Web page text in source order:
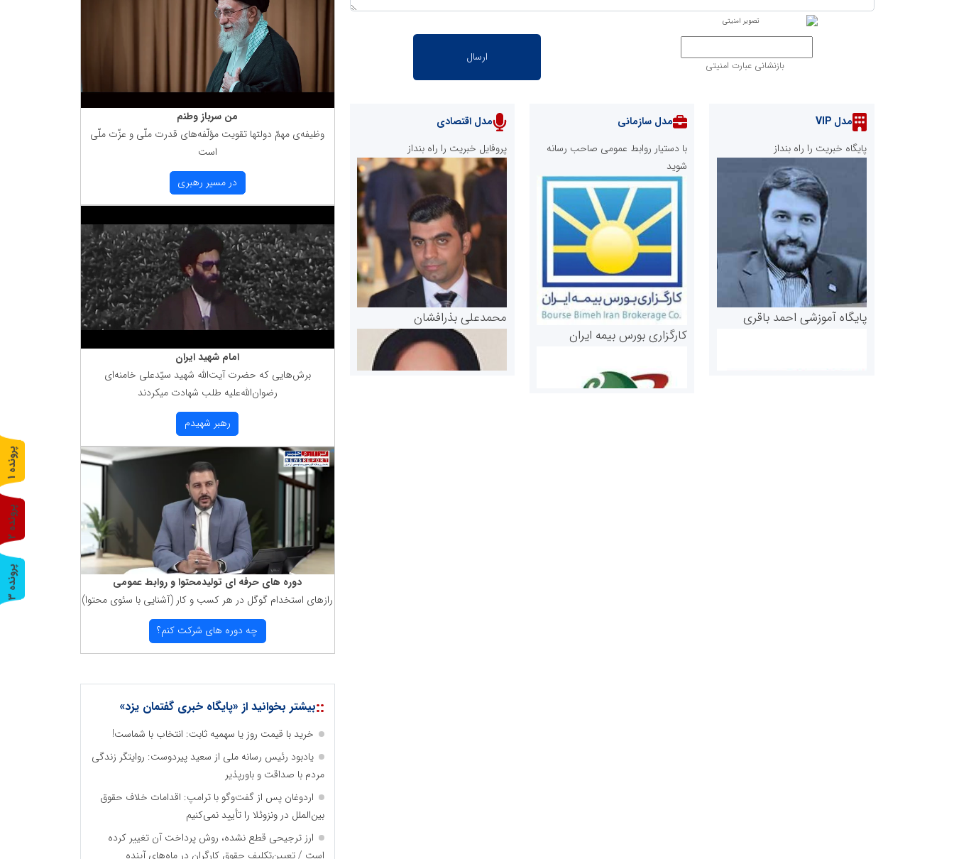
بازنشانی عبارت امنیتی
مدل VIP
پایگاه خبریت را راه بنداز
پایگاه آموزشی احمد باقری
مدل سازمانی
با دستیار روابط عمومی صاحب رسانه
شوید
کارگزاری بورس بیمه ایران
مدل اقتصادی
پروفایل خبریت را راه بنداز
محمدعلی بذرافشان
من سرباز وطنم
وظیفه‌ی مهمّ دولتها تقویت مؤلّفه‌های قدرت ملّی و عزّت ملّی
است
در مسیر رهبری
امام شهید ایران
برش‌هایی كه حضرت آیت‌الله شهید سیّدعلی خامنه‌ای
رضوان‌الله‌علیه طلب شهادت میكردند
رهبر شهیدم
دوره های حرفه ای تولیدمحتوا و روابط عمومی
رازهای استخدام گوگل در هر كسب و كار (آشنایی با سئوی محتوا)
چه دوره های شركت كنم؟
::بیشتر بخوانید از «پایگاه خبری گفتمان یزد»
خرید با قیمت روز یا سهمیه ثابت: انتخاب با شماست!
یادبود رئیس رسانه ملی از سعید پیردوست: روایتگر زندگی
مردم با صداقت و باورپذیر
اردوغان پس از گفت‌وگو با ترامپ: اقدامات خلاف حقوق
بین‌الملل در ونزوئلا را تأیید نمی‌کنیم
ارز ترجیحی قطع نشده، روش پرداخت آن تغییر کرده
است / تعیین‌تکلیف حقوق کارگران در ماه‌های آینده
پ
ر
و
ن
د
ه
1
پ
ر
و
ن
د
ه
2
پ
ر
و
ن
د
ه
3